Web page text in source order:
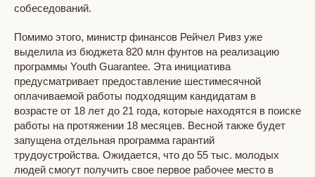
собеседований.
Помимо этого, министр финансов Рейчел Ривз уже
выделила из бюджета 820 млн фунтов на реализацию
программы Youth Guarantee. Эта инициатива
предусматривает предоставление шестимесячной
оплачиваемой работы подходящим кандидатам в
возрасте от 18 лет до 21 года, которые находятся в поиске
работы на протяжении 18 месяцев. Весной также будет
запущена отдельная программа гарантий
трудоустройства. Ожидается, что до 55 тыс. молодых
людей смогут получить свое первое рабочее место в